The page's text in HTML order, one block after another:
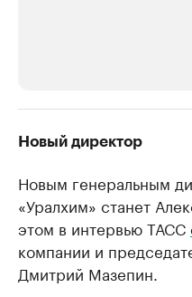
продавцы медийной
Ознакомьтесь с информацией в
Новый директор
Новым генеральным
«Уралхим» станет
этом в интервью ТАСС
компании и
Дмитрий Мазепин.